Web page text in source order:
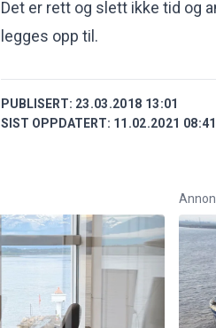
Det er rett og slett ikke tid og
legges opp til.
PUBLISERT: 23.03.2018 13:01
SIST OPPDATERT: 11.02.2021 08:41